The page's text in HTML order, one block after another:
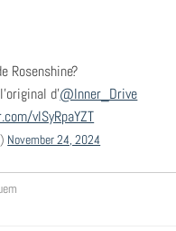
Rosenshine?
d'@Inner_Drive
vISyRpaYZT
November 24, 2024